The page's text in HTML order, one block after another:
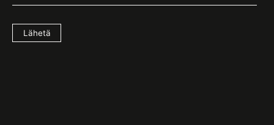
Lähetä